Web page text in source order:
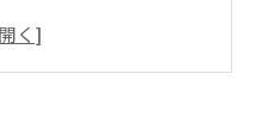
る間取りリフォーム